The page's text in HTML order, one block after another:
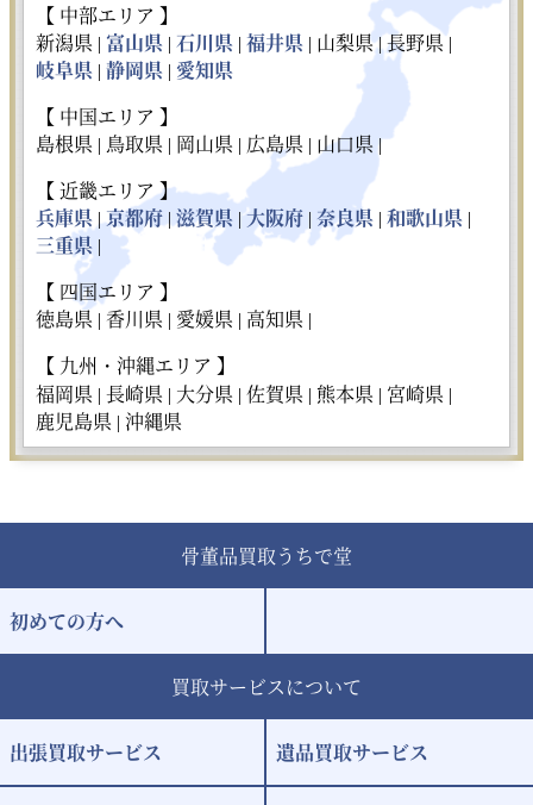
【 中部エリア 】
新潟県 | 富山県 | 石川県 | 福井県 | 山梨県 |長野県 |
岐阜県 | 静岡県 | 愛知県
【 中国エリア 】
島根県 | 鳥取県 | 岡山県 | 広島県 | 山口県 |
【 近畿エリア 】
兵庫県 |京都府| 滋賀県 | 大阪府 | 奈良県 | 和歌山県 |
三重県 |
【 四国エリア 】
徳島県 | 香川県 | 愛媛県 | 高知県 |
【 九州・沖縄エリア 】
福岡県 | 長崎県 | 大分県 | 佐賀県 | 熊本県 | 宮崎県 |
鹿児島県 | 沖縄県
骨董品買取うちで堂
初めての方へ
買取サービスについて
出張買取サービス 遺品買取サービス